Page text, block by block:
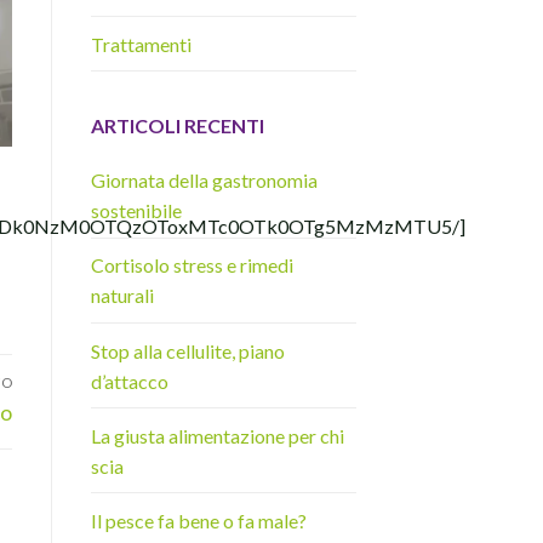
]
Trattamenti
ARTICOLI RECENTI
Giornata della gastronomia
sostenibile
Cortisolo stress e rimedi
naturali
Stop alla cellulite, piano
d’attacco
La giusta alimentazione per chi
scia
Il pesce fa bene o fa male?